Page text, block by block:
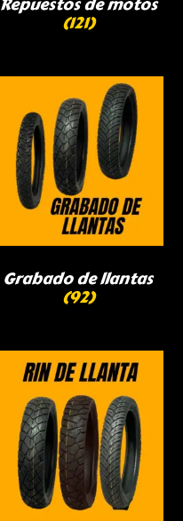
(121)
Grabado de llantas
(92)